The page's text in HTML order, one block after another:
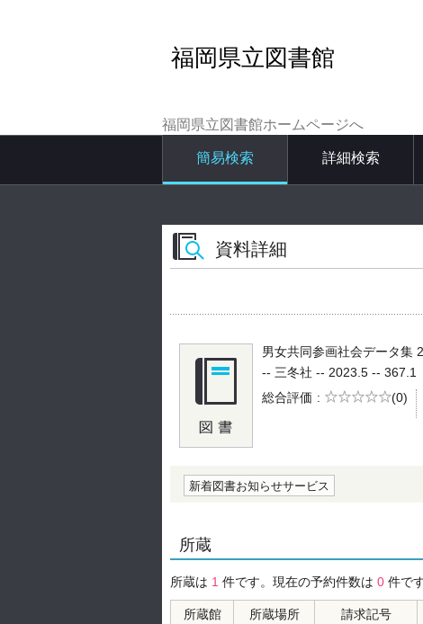
福岡県立図書館
福岡県立図書館ホームページへ
簡易検索 詳細検索
資料詳細
男女共同参画社会データ集
-- 三冬社 -- 2023.5 -- 367.1
総合評価
5段階評価
(0)
新着図書お知らせサービス
所蔵
所蔵は 1 件です。現在の予約件数は 0 件です
所蔵館 所蔵場所 請求記号